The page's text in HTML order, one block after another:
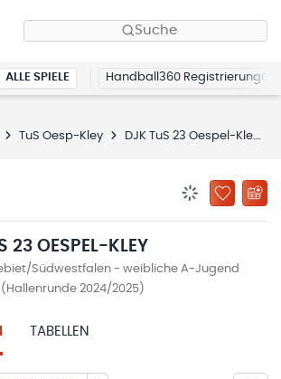
Suche
ALLE SPIELE Handball360 Registrierung
TuS Oesp-Kley DJK TuS 23 Oespel-Kley
ZU
23 OESPEL-KLEY
Südwestfalen - weibliche A-Jugend
(Hallenrunde 2024/2025)
TABELLEN